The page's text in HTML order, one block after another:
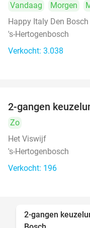
Vandaag Morgen
Happy Italy Den Bosch
's-Hertogenbosch
Verkocht: 3.038
2-gangen
Zo
Het Viswijf
's-Hertogenbosch
Verkocht: 196
2-gangen